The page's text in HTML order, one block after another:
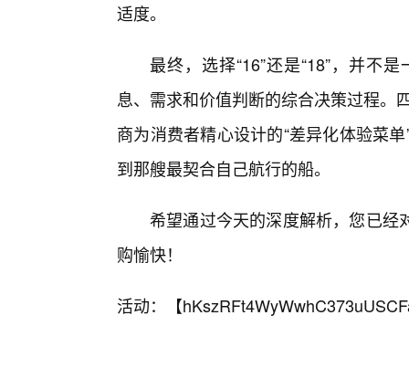
适度。
最终，选择“16”还是“18”，并不
息、需求和价值判断的综合决策过程。
商为消费者精心设计的“差异化体验菜
到那艘最契合自己航行的船。
希望通过今天的深度解析，您已经
购愉快！
活动：【